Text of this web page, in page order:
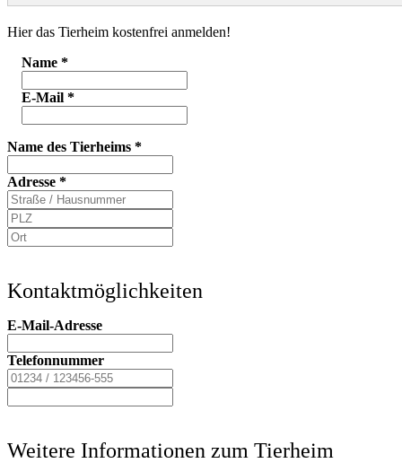
Hier das Tierheim kostenfrei anmelden!
Name *
E-Mail *
Name des Tierheims *
Adresse *
Kontaktmöglichkeiten
E-Mail-Adresse
Telefonnummer
Weitere Informationen zum Tierheim